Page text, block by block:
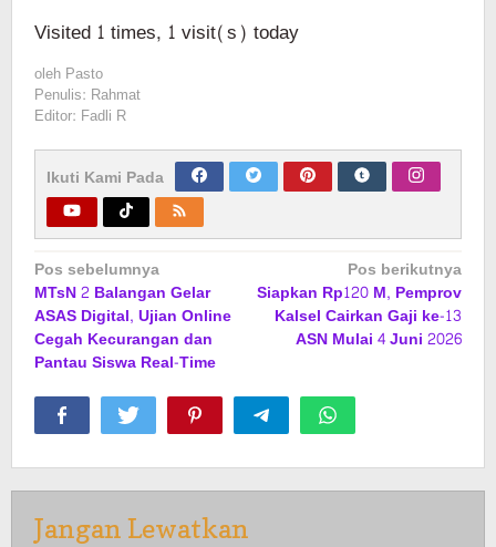
Visited 1 times, 1 visit(s) today
oleh Pasto
Penulis: Rahmat
Editor: Fadli R
Ikuti Kami Pada
Navigasi
pos
Pos sebelumnya
MTsN 2 Balangan Gelar
ASAS Digital, Ujian Online
Cegah Kecurangan dan
Pantau Siswa Real-Time
Pos berikutnya
Siapkan Rp120 M, Pemprov
Kalsel Cairkan Gaji ke-13
ASN Mulai 4 Juni 2026
Jangan Lewatkan